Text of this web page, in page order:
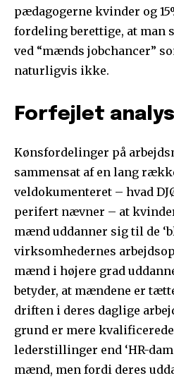
pædagogerne kvinder og
fordeling berettige, at man
ved “mænds jobchancer”
naturligvis ikke.
Forfejlet
Kønsfordelinger på
sammensat af en lang
veldokumenteret – hvad
perifert nævner – at
mænd uddanner sig til de
virksomhedernes
mænd i højere grad
betyder, at mændene er
driften i deres daglige
grund er mere
lederstillinger end ‘HR-
mænd, men fordi deres